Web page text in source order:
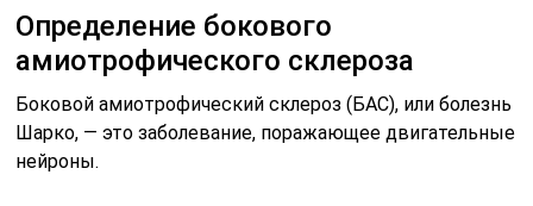
Определение бокового
амиотрофического склероза
Боковой амиотрофический склероз (БАС), или болезнь
Шарко, — это заболевание, поражающее двигательные
нейроны.